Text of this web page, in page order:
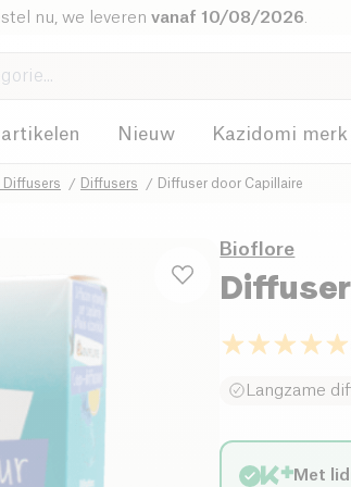
nu, we leveren vanaf 10/08/2026
Nieuw Kazidomi merk
Diffusers Diffusers Diffuser door Capillaire
Bioflore
Langzame
Met